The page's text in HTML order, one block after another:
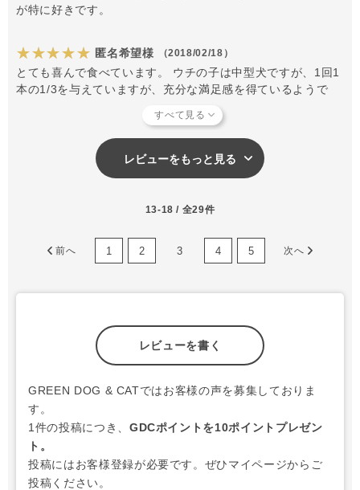
が特に好きです。
★★★★★ 匿名希望様 （2018/02/18）
とても喜んで食べています。 ウチの子は中型犬ですが、1回1
本の1/3を与えていますが、充分な満足感を得ているようで
ンティング）が止みません（笑） 今回はお友達へのプレゼン
ト用に味違いの2本入りを購入♪
レビューをもっと見る
13-18 / 全29件
前へ 1 2 3 4 5 次へ
レビューを書く
GREEN DOG & CATではお客様の声を募集しておりま
す。
1件の投稿につき、 GDCポイントを10ポイントプレゼン
ト。
投稿にはお客様登録が必要です。ぜひマイページからご
投稿ください。